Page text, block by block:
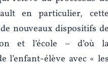
en particulier, cette
nouveaux dispositifs de
et l’école – d’où
l’enfant-élève avec « les